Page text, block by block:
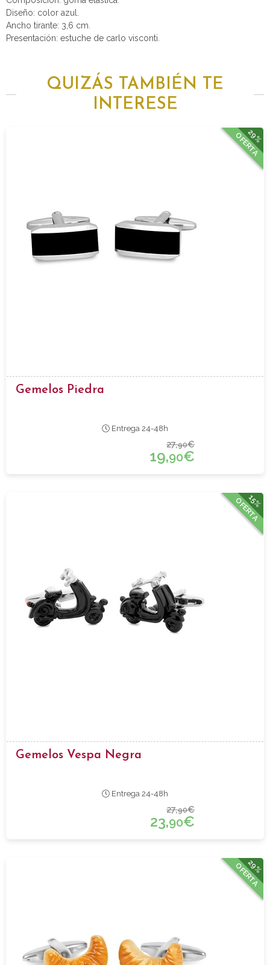
Diseño: color azul.
Ancho tirante: 3,6 cm.
Presentación: estuche de carlo visconti.
QUIZÁS TAMBIÉN TE
INTERESE
29%
OFERTA
Gemelos Piedra
Entrega 24-48h
27,90€
19,90€
15%
OFERTA
Gemelos Vespa Negra
Entrega 24-48h
27,90€
23,90€
29%
OFERTA